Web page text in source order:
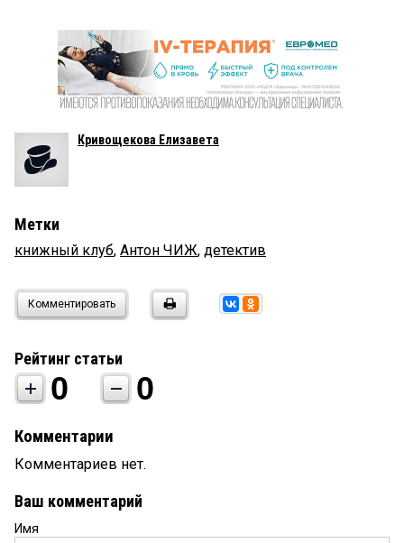
Кривощекова Елизавета
Метки
книжный клуб, Антон ЧИЖ, детектив
Комментировать
Рейтинг статьи
0 0
Комментарии
Комментариев нет.
Ваш комментарий
Имя